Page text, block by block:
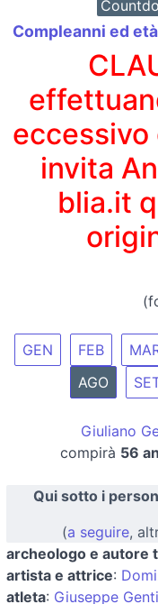
Compleanni ed
eccessivo
invita
blia.it
GEN FEB
AGO
Giuliano
compirà 56
Qui sotto i
(a seguire,
archeologo e autore
artista e attrice:
atleta: Giuseppe